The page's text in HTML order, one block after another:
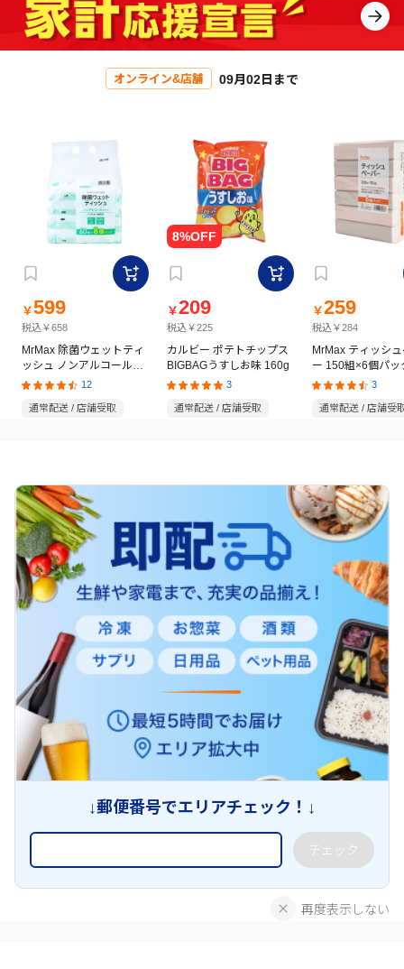
オンライン&店舗 09月02日まで
￥599
税込￥658
MrMax 除菌ウェットティ
ッシュ ノンアルコールタ
イプ 60枚×8個パック
12
通常配送 / 店舗受取
￥209
税込￥225
カルビー ポテトチップス
BIGBAGうすしお味 160g
3
通常配送 / 店舗受取
￥259
税込￥284
MrMax ティッシ
ー 150組×6個パッ
3
通常配送 / 店舗受
↓郵便番号でエリアチェック！↓
チェック
再度表示しない